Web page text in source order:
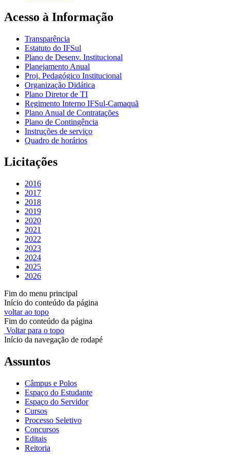
Acesso à Informação
Transparência
Estatuto do IFSul
Plano de Desenv. Institucional
Planejamento Anual
Proj. Pedagógico Institucional
Organização Didática
Plano Diretor de TI
Regimento Interno IFSul-Camaquã
Plano Anual de Contratações
Plano de Contingência
Instruções de serviço
Quadro de horários
Licitações
2016
2017
2018
2019
2020
2021
2022
2023
2024
2025
2026
Fim do menu principal
Início do conteúdo da página
voltar ao topo
Fim do conteúdo da página
Voltar para o topo
Início da navegação de rodapé
Assuntos
Câmpus e Polos
Espaço do Estudante
Espaço do Servidor
Cursos
Processo Seletivo
Concursos
Editais
Reitoria